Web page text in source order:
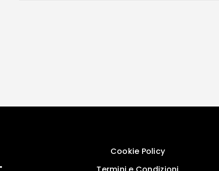
Cookie Policy